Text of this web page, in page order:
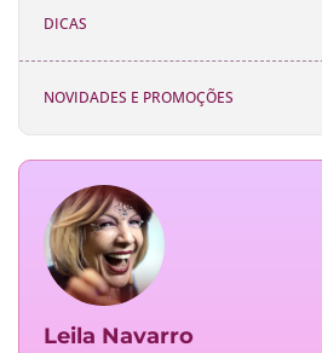
DICAS
NOVIDADES E PROMOÇÕES
Leila Navarro